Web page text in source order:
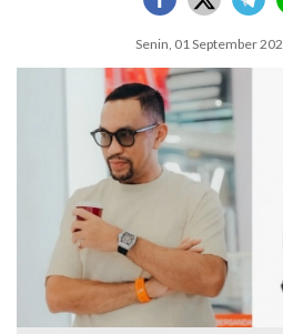
Senin, 01 September